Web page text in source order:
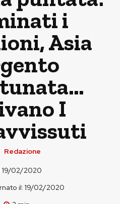
i
Asia
I
Redazione
19/02/2020
il: 19/02/2020